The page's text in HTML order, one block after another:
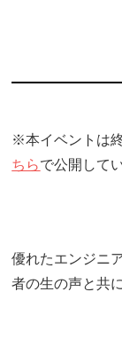
※本イベントは
ちらで公開して
優れたエンジニ
者の生の声と共